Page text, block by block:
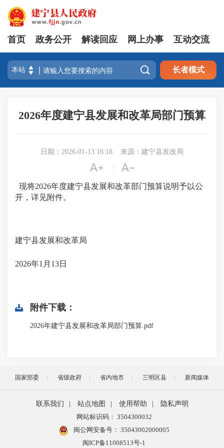
首页 政务公开 解读回应 网上办事 互动交流
 长者模式
2026年度建宁县发展和改革局部门预算
日期：2026-01-13 16:18 来源：建宁县发改局
 
现将2026年度建宁县发展和改革部门预算说明予以公
开，详见附件。
建宁县发展和改革局
2026年1月13日
附件下载：
2026年建宁县发展和改革局部门预算.pdf
国家部委 省级政府 省内地市 三明区县 新闻媒体
联系我们 站点地图 使用帮助
隐私声明
网站标识码： 3504300032
闽公网安备号： 35043002000005
闽ICP备11008513号-1